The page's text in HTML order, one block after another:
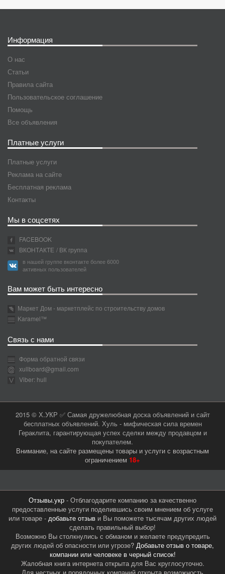
Информация
О нас
Статьи
Правила сайта
Пользовательское соглашение
Помощь
Все объявления
Платные услуги
Платные услуги
Реклама на сайте
Бесплатная реклама
Контакты
Мы в соцсетях
FACEBOOK
ВКОНТАКТЕ / ВК группа
в нашей группе вконтакте более 6000
активных пользователей
Вам может быть интересно
Маркет Дом - маркетплейс по строительству домов
Karamel™
Связь с нами
Форма обратной связи
xullboard@gmail.com
Viber: hull
2015 © Х.УКР ✅ Самая дружелюбная доска объявлений и сайт
бесплатных объявлений. Хуль - мифическая сила времен
Гераклита, гарантирующая успех сделки между продавцом и
покупателем.
Внимание, на сайте размещены товары и услуги с возрастным
ограничением 18+
Отзывы.укр - Отблагодарите компанию за качественно
предоставленные услуги поделившись своим мнением об услуге
или товаре - добавьте отзыв и Вы поможете тысячам других людей
сделать правильный выбор!
Возможно Вы столкнулись с обманом и желаете предупредить
других людей об опасности или угрозе? Добавьте отзыв о товаре,
компании или человеке в черный список!
Жалобная книга интернета открыта для Вас круглосуточно.